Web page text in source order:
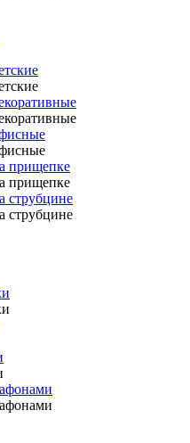
прищепке
прищепке
струбцине
струбцине